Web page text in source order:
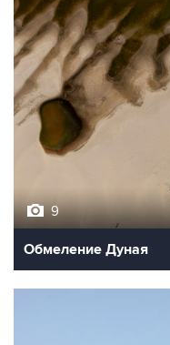
9
Обмеление Дуная